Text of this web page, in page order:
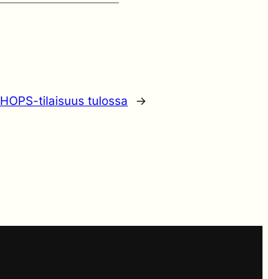
HOPS-tilaisuus tulossa →